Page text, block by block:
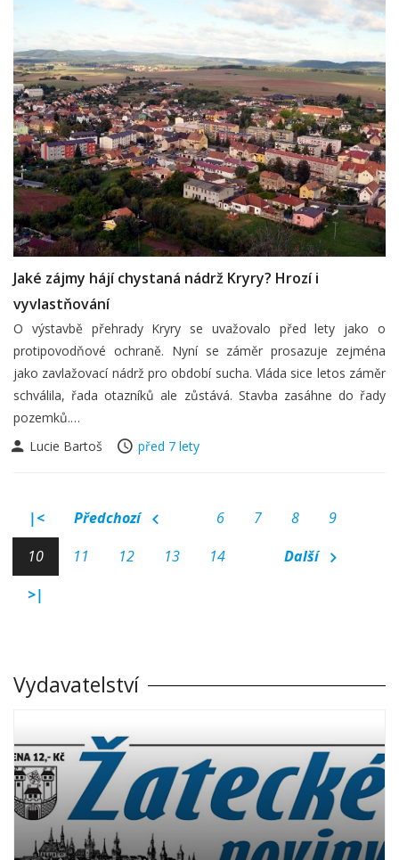
Jaké zájmy hájí chystaná nádrž Kryry? Hrozí i
vyvlastňování
O výstavbě přehrady Kryry se uvažovalo před lety jako o
protipovodňové ochraně. Nyní se záměr prosazuje zejména
jako zavlažovací nádrž pro období sucha. Vláda sice letos záměr
schválila, řada otazníků ale zůstává. Stavba zasáhne do řady
pozemků.…
Lucie Bartoš
před 7 lety
|< Předchozí 6 7 8
9
10
11 12 13 14
Další
>|
Vydavatelství